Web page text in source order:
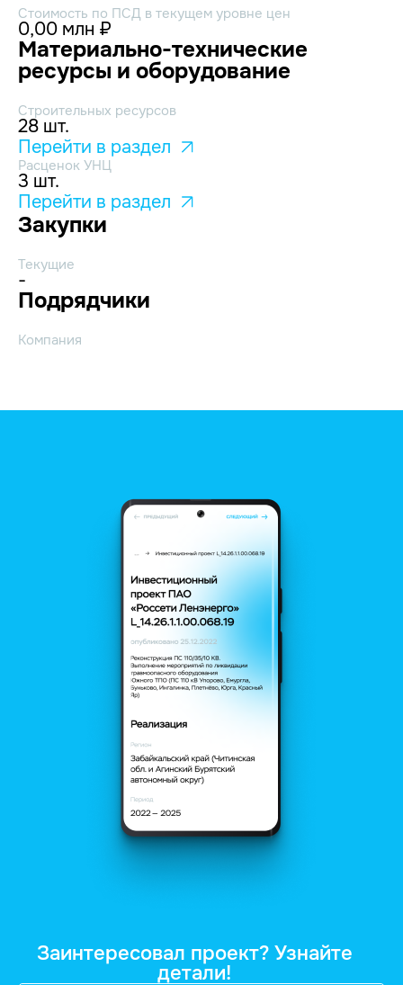
Стоимость по ПСД в текущем уровне цен
0,00 млн ₽
Материально-технические
ресурсы и оборудование
Строительных ресурсов
28 шт.
Перейти в раздел
Расценок УНЦ
3 шт.
Перейти в раздел
Закупки
Текущие
-
Подрядчики
Компания
Заинтересовал проект? Узнайте
детали!